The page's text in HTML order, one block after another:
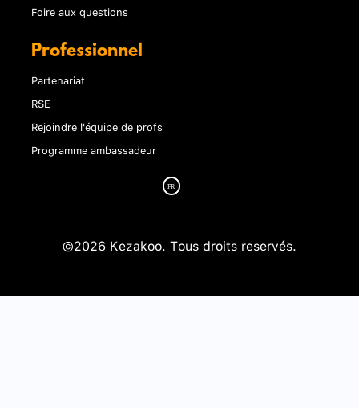
Foire aux questions
Professionnel
Partenariat
RSE
Rejoindre l'équipe de profs
Programme ambassadeur
©2026 Kezakoo. Tous droits reservés.